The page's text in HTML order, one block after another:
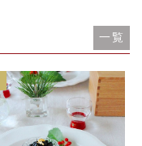
一覧